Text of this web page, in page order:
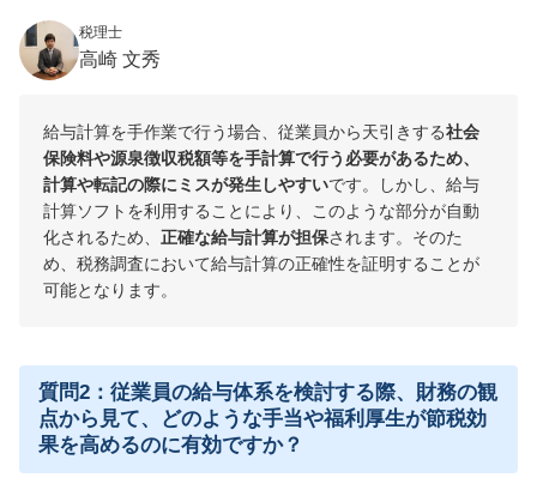
税理士
高崎 文秀
給与計算を手作業で行う場合、従業員から天引きする社会
保険料や源泉徴収税額等を手計算で行う必要があるため、
計算や転記の際にミスが発生しやすいです。しかし、給与
計算ソフトを利用することにより、このような部分が自動
化されるため、 正確な給与計算が担保されます。そのた
め、税務調査において給与計算の正確性を証明することが
可能となります。
質問2：従業員の給与体系を検討する際、財務の観
点から見て、どのような手当や福利厚生が節税効
果を高めるのに有効ですか？